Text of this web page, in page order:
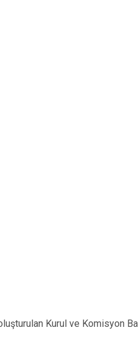
Kurul ve Komisyon